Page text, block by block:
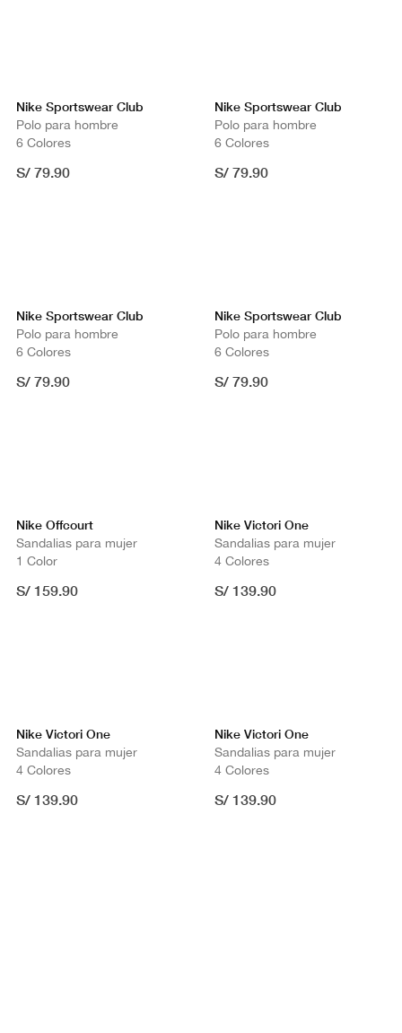
Nike Sportswear Club
Polo para hombre
6 Colores
S/ 79.90
Nike Sportswear Club
Polo para hombre
6 Colores
S/ 79.90
Nike Sportswear Club
Polo para hombre
6 Colores
S/ 79.90
Nike Sportswear Club
Polo para hombre
6 Colores
S/ 79.90
Nike Offcourt
Sandalias para mujer
1 Color
S/ 159.90
Nike Victori One
Sandalias para mujer
4 Colores
S/ 139.90
Nike Victori One
Sandalias para mujer
4 Colores
S/ 139.90
Nike Victori One
Sandalias para mujer
4 Colores
S/ 139.90